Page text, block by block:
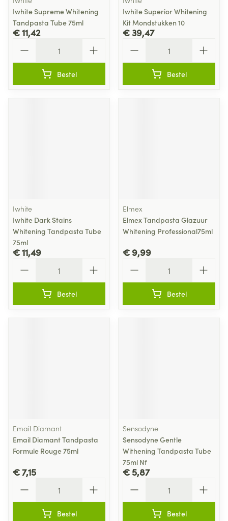
Iwhite Supreme Whitening
Tandpasta Tube 75ml
€ 11,42
Bestel
Iwhite Superior Whitening
Kit Mondstukken 10
€ 39,47
Bestel
Iwhite
Iwhite Dark Stains
Whitening Tandpasta Tube
75ml
€ 11,49
Bestel
Elmex
Elmex Tandpasta Glazuur
Whitening Professional75ml
€ 9,99
Bestel
Email Diamant
Email Diamant Tandpasta
Formule Rouge 75ml
€ 7,15
Bestel
Sensodyne
Sensodyne Gentle
Withening Tandpasta Tube
75ml Nf
€ 5,87
Bestel